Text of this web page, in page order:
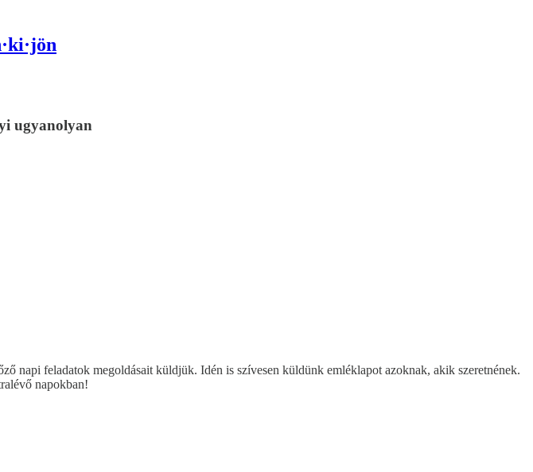
ugyanolyan
napi feladatok megoldásait küldjük. Idén is szívesen küldünk emléklapot azoknak, akik szeretnének.
napokban!